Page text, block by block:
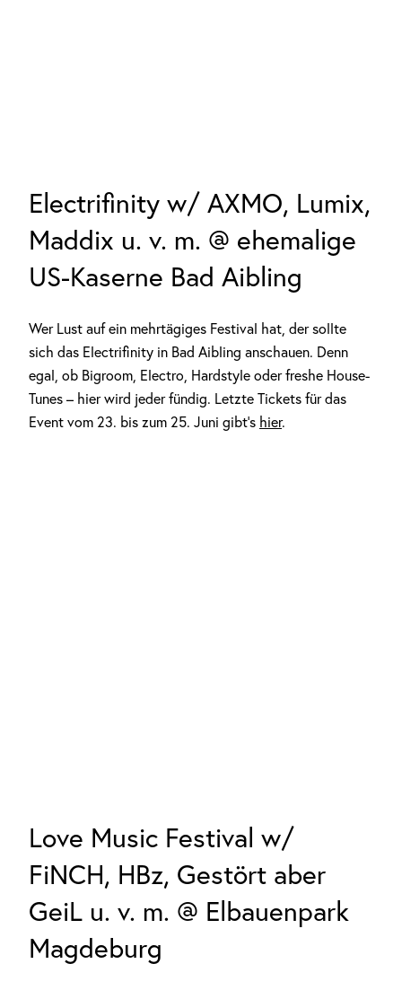
Electrifinity w/ AXMO, Lumix,
Maddix u. v. m. @ ehemalige
US-Kaserne Bad Aibling
Wer Lust auf ein mehrtägiges Festival hat, der sollte
sich das Electrifinity in Bad Aibling anschauen. Denn
egal, ob Bigroom, Electro, Hardstyle oder freshe House-
Tunes – hier wird jeder fündig. Letzte Tickets für das
Event vom 23. bis zum 25. Juni gibt’s hier.
Love Music Festival w/
FiNCH, HBz, Gestört aber
GeiL u. v. m. @ Elbauenpark
Magdeburg